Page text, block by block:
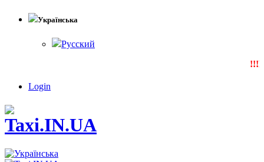
Українська
Русский
Login